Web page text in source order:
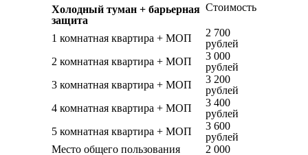
Холодный туман + барьерная
защита
Стоимость
1 комнатная квартира + МОП
2 700
рублей
2 комнатная квартира + МОП
3 000
рублей
3 комнатная квартира + МОП
3 200
рублей
4 комнатная квартира + МОП
3 400
рублей
5 комнатная квартира + МОП
3 600
рублей
Место общего пользования
2 000